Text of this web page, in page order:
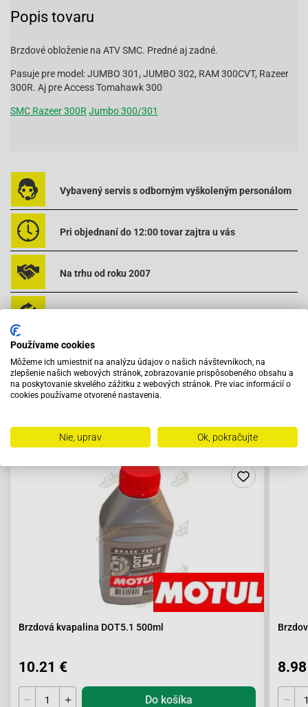
Popis tovaru
Brzdové obloženie na ATV SMC. Predné aj zadné.
Pasuje pre model: JUMBO 301, JUMBO 302, RAM 300CVT, Razeer
300R. Aj pre Access Tomahawk 300
SMC Razeer 300R Jumbo 300/301
Vybavený servis s odborným vyškoleným personálom
Pri objednaní do 12:00 tovar zajtra u vás
Na trhu od roku 2007
Odporúčame zakúpiť s výrobkom
Brzdová kvapalina DOT5.1 500ml
10.21 €
Do košíka
Používame cookies
Môžeme ich umiestniť na analýzu údajov o našich návštevníkoch, na
zlepšenie našich webových stránok, zobrazovanie prispôsobeného obsahu a
na poskytovanie skvelého zážitku z webových stránok. Pre viac informácií o
cookies používame otvorené nastavenia.
Nie, uprav Ok, pokračujte